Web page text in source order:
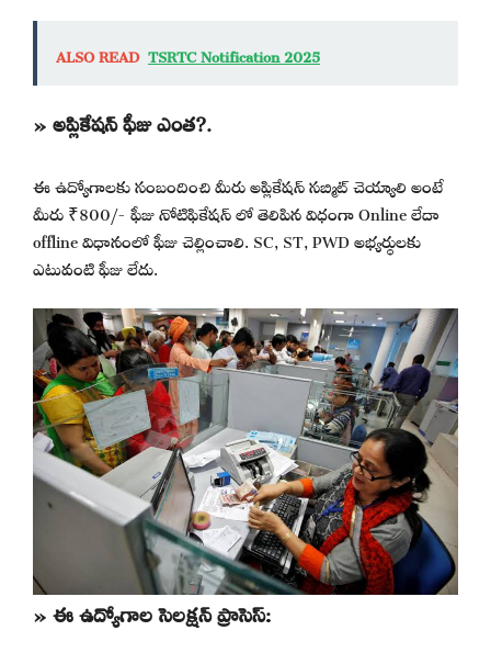
ALSO READ TSRTC Notification 2025
» అప్లికేషన్ ఫీజు ఎంత?.
ఈ ఉద్యోగాలకు సంబందించి మీరు అప్లికేషన్ సబ్మిట్ చెయ్యాలి అంటే
మీరు ₹800/- ఫీజు నోటిఫికేషన్ లో తెలిపిన విధంగా Online లేదా
offline విధానంలో ఫీజు చెల్లించాలి. SC, ST, PWD అభ్యర్థులకు
ఎటువంటి ఫీజు లేదు.
» ఈ ఉద్యోగాల సెలక్షన్ ప్రాసెస్: